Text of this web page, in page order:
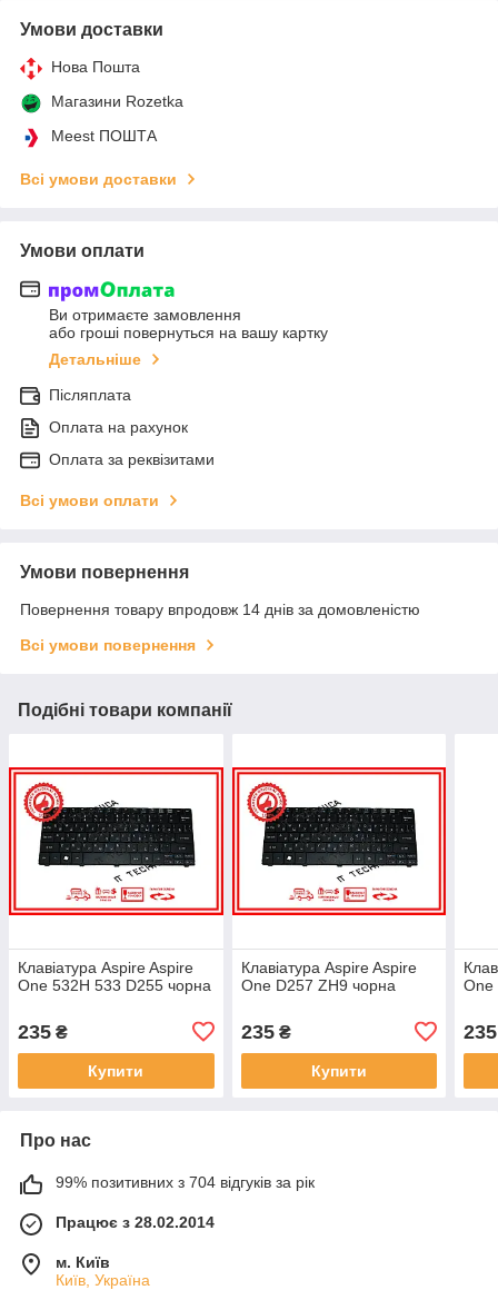
Умови доставки
Нова Пошта
Магазини Rozetka
Meest ПОШТА
Всі умови доставки
Умови оплати
Ви отримаєте замовлення
або гроші повернуться на вашу картку
Детальніше
Післяплата
Оплата на рахунок
Оплата за реквізитами
Всі умови оплати
Умови повернення
Повернення товару впродовж 14 днів за домовленістю
Всі умови повернення
Подібні товари компанії
Клавіатура Aspire Aspire
One 532H 533 D255 чорна
235 ₴
Купити
Клавіатура Aspire Aspire
One D257 ZH9 чорна
235₴
Купити
One
235
Про нас
99% позитивних з 704 відгуків за рік
Працює з 28.02.2014
м. Київ
Київ, Україна